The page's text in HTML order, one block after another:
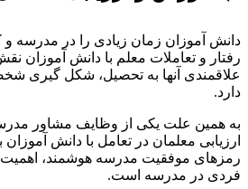
آموزان زمان زیادی را در مدرسه و
و تعاملات معلم با دانش آموزان نقش
آنها به تحصیل، شکل گیری
همین علت یکی از وظایف مشاور
معلمان در تعامل با دانش آموزان
موفقیت مدرسه هوشمند، اهمیت
در مدرسه است.